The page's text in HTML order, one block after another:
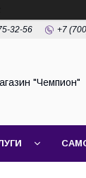
32-56 +7
"Чемпион"